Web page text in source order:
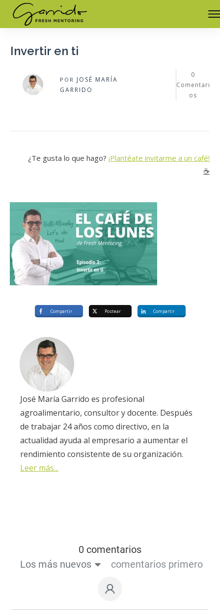
Invertir en ti
POR JOSÉ MARÍA
GARRIDO
0
Comentari
os
¿Te gusta lo que hago? ¡Plantéate invitarme a un café!
☕️
Compartir Postear Compartir
José María Garrido es profesional
agroalimentario, consultor y docente. Después
de trabajar 24 años como directivo, en la
actualidad ayuda al empresario a aumentar el
rendimiento consistente de su organización.
Leer más...
0 comentarios
Los más nuevos
comentarios primero